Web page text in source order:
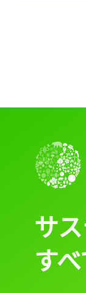
サ
す